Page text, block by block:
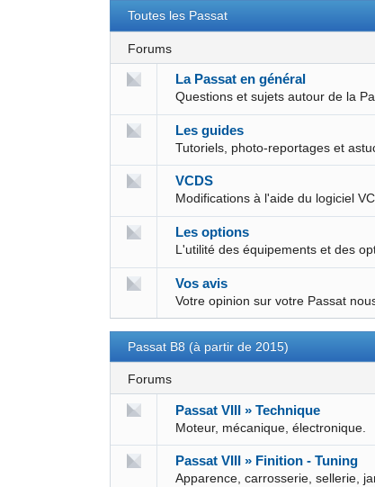
Toutes les Passat
Forums
La Passat en général
Questions et sujets autour de la
Les guides
Tutoriels, photo-reportages et
VCDS
Modifications à l'aide du logiciel
Les options
L'utilité des équipements et des
Vos avis
Votre opinion sur votre Passat
Passat B8 (à partir de 2015)
Forums
Passat VIII » Technique
Moteur, mécanique, électronique.
Passat VIII » Finition - Tuning
Apparence, carrosserie, sellerie,